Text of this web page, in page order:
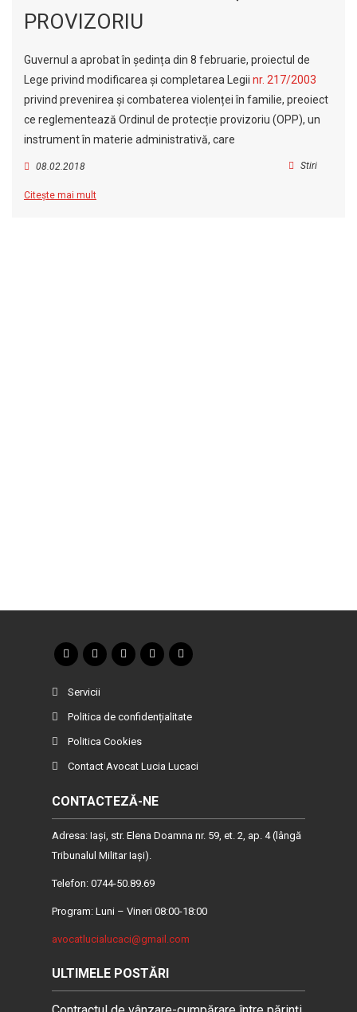
PROVIZORIU
Guvernul a aprobat în ședința din 8 februarie, proiectul de
Lege privind modificarea și completarea Legii nr. 217/2003
privind prevenirea și combaterea violenței în familie, preoiect
ce reglementează Ordinul de protecție provizoriu (OPP), un
instrument în materie administrativă, care
08.02.2018 Stiri
Citește mai mult
Servicii
Politica de confidențialitate
Politica Cookies
Contact Avocat Lucia Lucaci
CONTACTEZĂ-NE
Adresa: Iaşi, str. Elena Doamna nr. 59, et. 2, ap. 4 (lângă
Tribunalul Militar Iaşi).
Telefon: 0744-50.89.69
Program: Luni – Vineri 08:00-18:00
avocatlucialucaci@gmail.com
ULTIMELE POSTĂRI